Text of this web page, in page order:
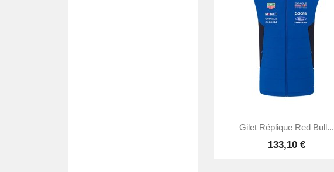
Aperçu rapide
Gilet Réplique Red Bull...
133,10 €